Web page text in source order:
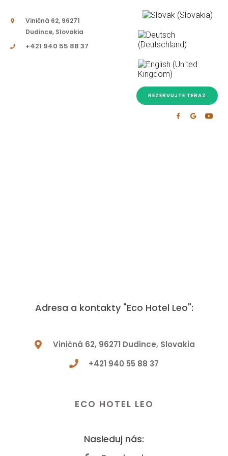
Viničná 62, 96271
Dudince, Slovakia
+421 940 55 88 37
REZERVUJTE TERAZ
Adresa a kontakty "Eco Hotel Leo":
Viničná 62, 96271 Dudince, Slovakia
+421 940 55 88 37
ECO HOTEL LEO
Nasleduj nás: